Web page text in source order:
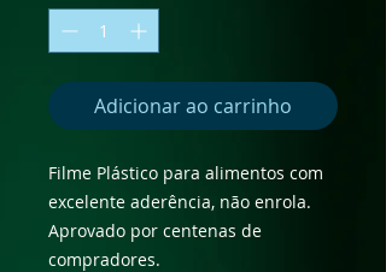
Adicionar ao carrinho
Filme Plástico para alimentos com
excelente aderência, não enrola.
Aprovado por centenas de
compradores.